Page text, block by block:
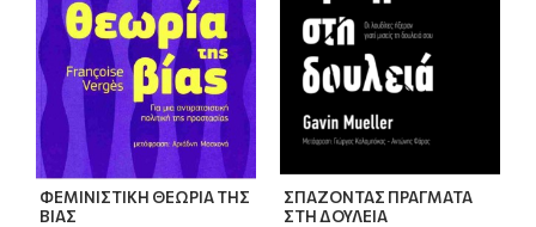
ΦΕΜΙΝΙΣΤΙΚΗ ΘΕΩΡΙΑ ΤΗΣ
ΒΙΑΣ
ΣΠΑΖΟΝΤΑΣ ΠΡΑΓΜΑΤΑ
ΣΤΗ ΔΟΥΛΕΙΑ